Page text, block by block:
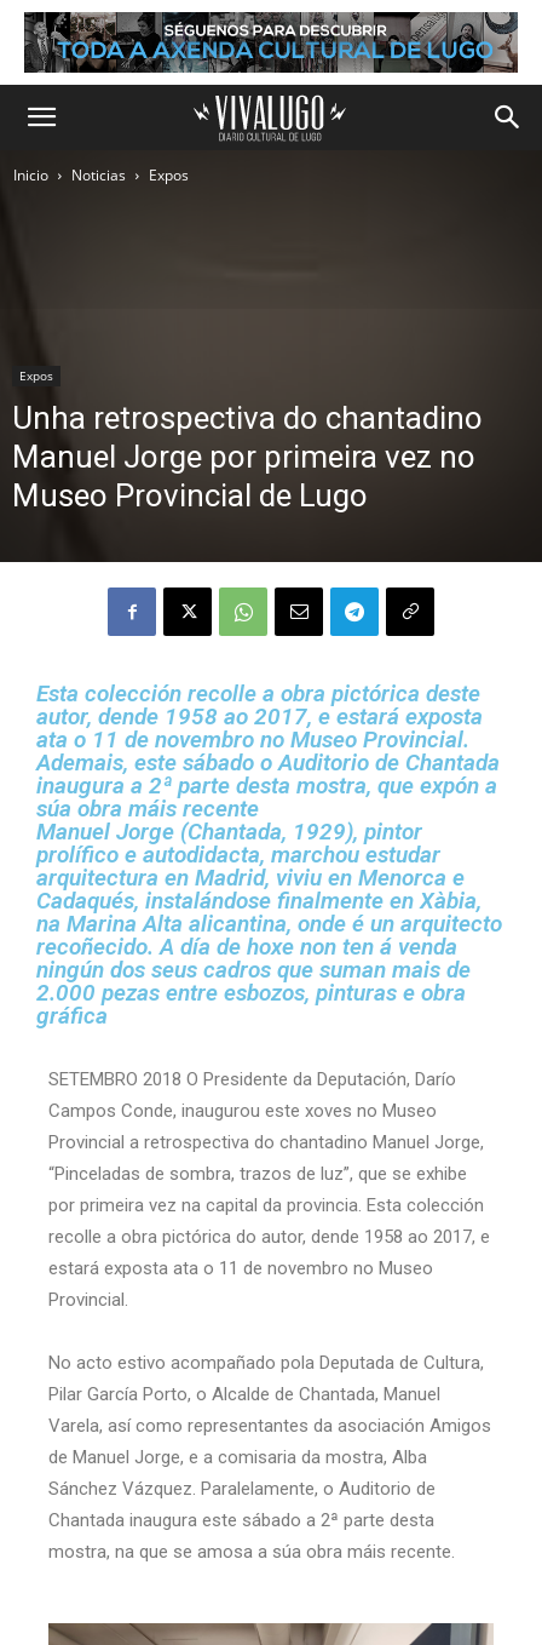
Inicio Noticias Expos
Expos
Unha retrospectiva do chantadino
Manuel Jorge por primeira vez no
Museo Provincial de Lugo
Esta colección recolle a obra pictórica deste
autor, dende 1958 ao 2017, e estará exposta
ata o 11 de novembro no Museo Provincial.
Ademais, este sábado o Auditorio de Chantada
inaugura a 2ª parte desta mostra, que expón a
súa obra máis recente
Manuel Jorge (Chantada, 1929), pintor
prolífico e autodidacta, marchou estudar
arquitectura en Madrid, viviu en Menorca e
Cadaqués, instalándose finalmente en Xàbia,
na Marina Alta alicantina, onde é un arquitecto
recoñecido. A día de hoxe non ten á venda
ningún dos seus cadros que suman mais de
2.000 pezas entre esbozos, pinturas e obra
gráfica
SETEMBRO 2018 O Presidente da Deputación, Darío
Campos Conde, inaugurou este xoves no Museo
Provincial a retrospectiva do chantadino Manuel Jorge,
“Pinceladas de sombra, trazos de luz”, que se exhibe
por primeira vez na capital da provincia. Esta colección
recolle a obra pictórica do autor, dende 1958 ao 2017, e
estará exposta ata o 11 de novembro no Museo
Provincial.
No acto estivo acompañado pola Deputada de Cultura,
Pilar García Porto, o Alcalde de Chantada, Manuel
Varela, así como representantes da asociación Amigos
de Manuel Jorge, e a comisaria da mostra, Alba
Sánchez Vázquez. Paralelamente, o Auditorio de
Chantada inaugura este sábado a 2ª parte desta
mostra, na que se amosa a súa obra máis recente.